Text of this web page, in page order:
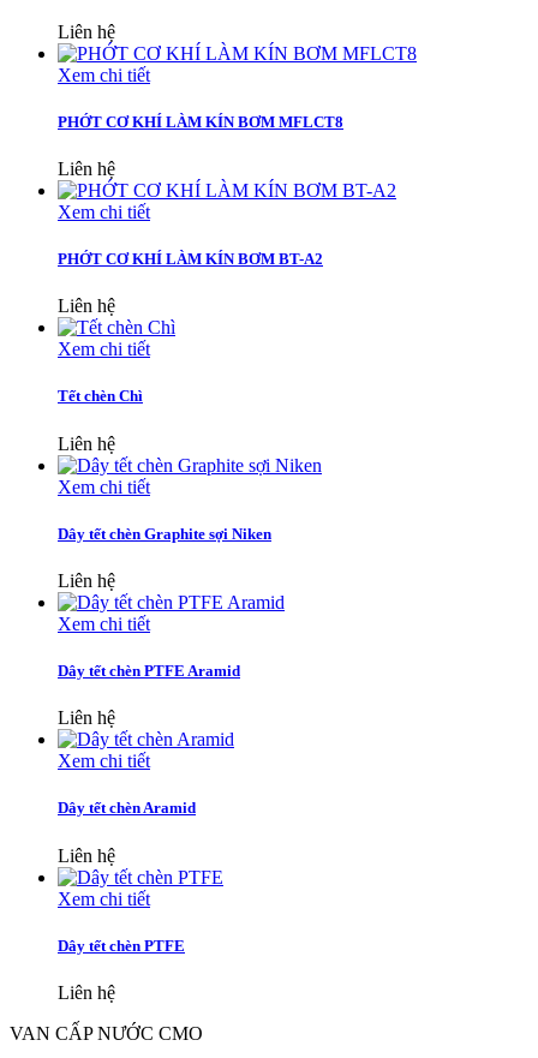
Liên hệ
Xem chi tiết
PHỚT CƠ KHÍ LÀM KÍN BƠM MFLCT8
Liên hệ
Xem chi tiết
PHỚT CƠ KHÍ LÀM KÍN BƠM BT-A2
Liên hệ
Xem chi tiết
Tết chèn Chì
Liên hệ
Xem chi tiết
Dây tết chèn Graphite sợi Niken
Liên hệ
Xem chi tiết
Dây tết chèn PTFE Aramid
Liên hệ
Xem chi tiết
Dây tết chèn Aramid
Liên hệ
Xem chi tiết
Dây tết chèn PTFE
Liên hệ
VAN CẤP NƯỚC CMO